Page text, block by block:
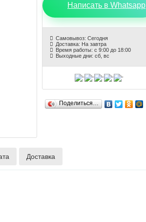
Написать в Whatsapp
Самовывоз: Сегодня
Доставка: На завтра
Время работы: с 9:00 до 18:00
Выходные дни: сб, вс
Поделиться…
Доставка